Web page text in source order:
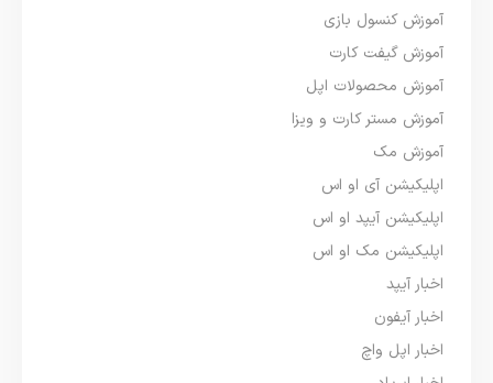
آموزش کنسول بازی
آموزش گیفت کارت
آموزش محصولات اپل
آموزش مستر کارت و ویزا
آموزش مک
اپلیکیشن آی او اس
اپلیکیشن آیپد او اس
اپلیکیشن مک او اس
اخبار آیپد
اخبار آیفون
اخبار اپل واچ